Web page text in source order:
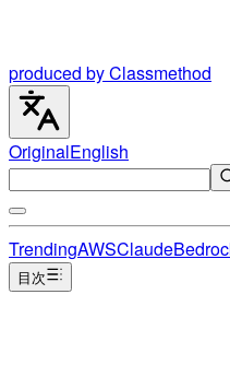
produced by Classmethod
OriginalEnglish
TrendingAWSClaude
目次